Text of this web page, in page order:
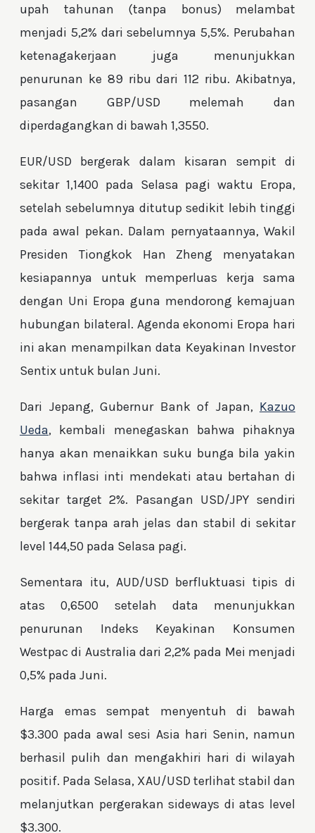
upah tahunan (tanpa bonus) melambat
menjadi 5,2% dari sebelumnya 5,5%. Perubahan
ketenagakerjaan juga menunjukkan
penurunan ke 89 ribu dari 112 ribu. Akibatnya,
pasangan GBP/USD melemah dan
diperdagangkan di bawah 1,3550.
EUR/USD bergerak dalam kisaran sempit di
sekitar 1,1400 pada Selasa pagi waktu Eropa,
setelah sebelumnya ditutup sedikit lebih tinggi
pada awal pekan. Dalam pernyataannya, Wakil
Presiden Tiongkok Han Zheng menyatakan
kesiapannya untuk memperluas kerja sama
dengan Uni Eropa guna mendorong kemajuan
hubungan bilateral. Agenda ekonomi Eropa hari
ini akan menampilkan data Keyakinan Investor
Sentix untuk bulan Juni.
Dari Jepang, Gubernur Bank of Japan, Kazuo
Ueda, kembali menegaskan bahwa pihaknya
hanya akan menaikkan suku bunga bila yakin
bahwa inflasi inti mendekati atau bertahan di
sekitar target 2%. Pasangan USD/JPY sendiri
bergerak tanpa arah jelas dan stabil di sekitar
level 144,50 pada Selasa pagi.
Sementara itu, AUD/USD berfluktuasi tipis di
atas 0,6500 setelah data menunjukkan
penurunan Indeks Keyakinan Konsumen
Westpac di Australia dari 2,2% pada Mei menjadi
0,5% pada Juni.
Harga emas sempat menyentuh di bawah
$3.300 pada awal sesi Asia hari Senin, namun
berhasil pulih dan mengakhiri hari di wilayah
positif. Pada Selasa, XAU/USD terlihat stabil dan
melanjutkan pergerakan sideways di atas level
$3.300.